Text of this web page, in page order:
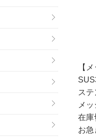
【
ス
メ
在庫
お急